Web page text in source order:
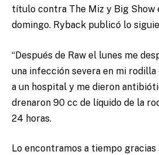
título contra The Miz y Big Show
domingo. Ryback publicó lo
“Después de Raw el lunes me
una infección severa en mi
a un hospital y me dieron
drenaron 90 cc de líquido de la
24 horas.
Lo encontramos a tiempo